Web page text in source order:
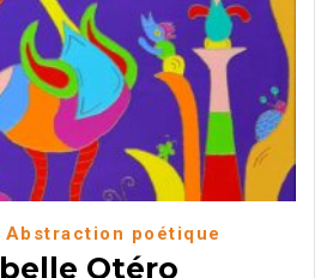
Abstraction poétique
Otéro